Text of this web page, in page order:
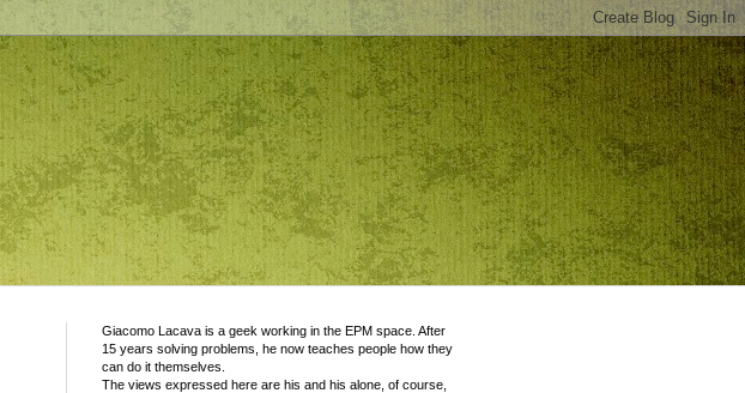
Giacomo Lacava is a geek working in the EPM space. After
15 years solving problems, he now teaches people how they
can do it themselves.
The views expressed here are his and his alone, of course,